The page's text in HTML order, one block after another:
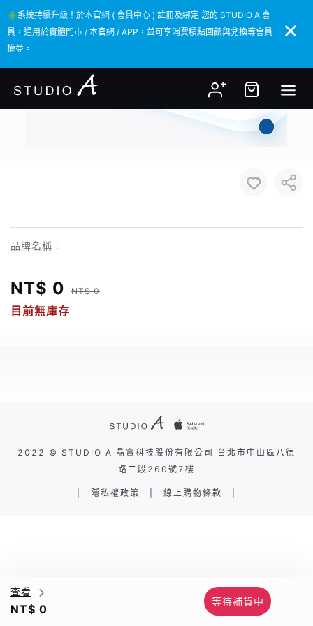
✳️系統持續升級！於本官網 ( 會員中心 ) 註冊及綁定 您的 STUDIO A 會
員，通用於實體門市 / 本官網 / APP，並可享消費積點回饋與兌換等會員
權益。
✳️系統持續升級！於本官網 ( 會員中心 ) 註冊及綁定 您的 STUDIO A 會
員，通用於實體門市 / 本官網 / APP，並可享消費積點回饋與兌換等會員
權益。
品牌名稱 :
NT$ 0 NT$ 0
目前無庫存
查看
NT$ 0
等待補貨中
2022 © STUDIO A 晶實科技股份有限公司 台北市中山區八德
路二段260號7樓
隱私權政策 線上購物條款